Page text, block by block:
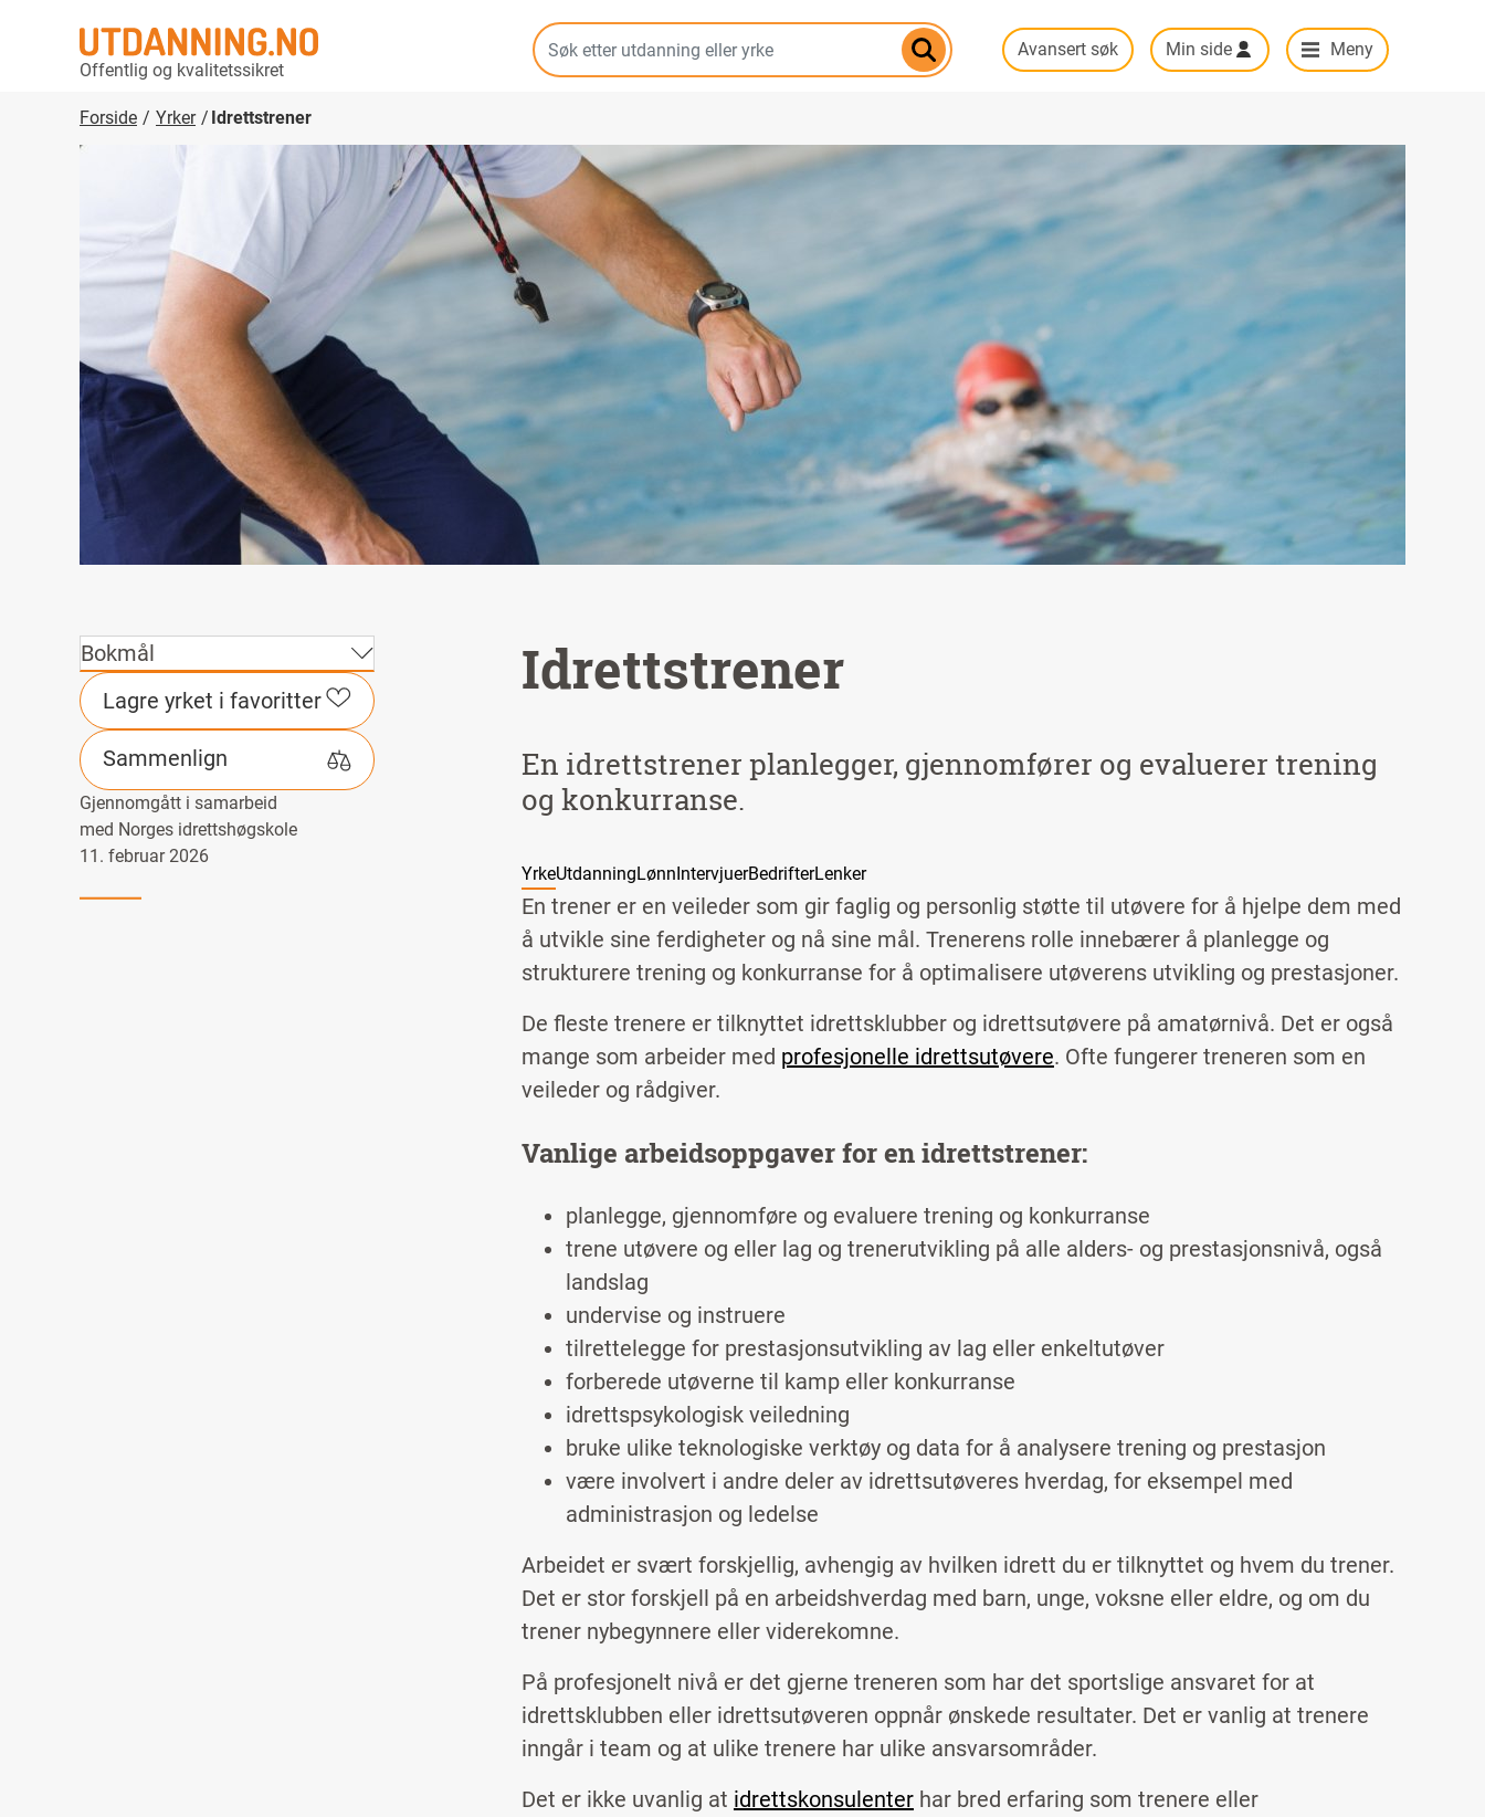
hovedinnhold
Offentlig og kvalitetssikret
Avansert søk Min side Meny
Forside Yrker Idrettstrener
Bokmål
Lagre yrket i favoritter
Sammenlign
Gjennomgått i samarbeid
med Norges idrettshøgskole
11. februar 2026
Idrettstrener
En idrettstrener planlegger, gjennomfører og evaluerer trening
og konkurranse.
YrkeUtdanningLønnIntervjuerBedrifterLenker
En trener er en veileder som gir faglig og personlig støtte til utøvere for å hjelpe dem med
å utvikle sine ferdigheter og nå sine mål. Trenerens rolle innebærer å planlegge og
strukturere trening og konkurranse for å optimalisere utøverens utvikling og prestasjoner.
De fleste trenere er tilknyttet idrettsklubber og idrettsutøvere på amatørnivå. Det er også
mange som arbeider med profesjonelle idrettsutøvere. Ofte fungerer treneren som en
veileder og rådgiver.
Vanlige arbeidsoppgaver for en idrettstrener:
planlegge, gjennomføre og evaluere trening og konkurranse
trene utøvere og eller lag og trenerutvikling på alle alders- og prestasjonsnivå, også
landslag
undervise og instruere
tilrettelegge for prestasjonsutvikling av lag eller enkeltutøver
forberede utøverne til kamp eller konkurranse
idrettspsykologisk veiledning
bruke ulike teknologiske verktøy og data for å analysere trening og prestasjon
være involvert i andre deler av idrettsutøveres hverdag, for eksempel med
administrasjon og ledelse
Arbeidet er svært forskjellig, avhengig av hvilken idrett du er tilknyttet og hvem du trener.
Det er stor forskjell på en arbeidshverdag med barn, unge, voksne eller eldre, og om du
trener nybegynnere eller viderekomne.
På profesjonelt nivå er det gjerne treneren som har det sportslige ansvaret for at
idrettsklubben eller idrettsutøveren oppnår ønskede resultater. Det er vanlig at trenere
inngår i team og at ulike trenere har ulike ansvarsområder.
Det er ikke uvanlig at idrettskonsulenterhar bred erfaring som trenere eller